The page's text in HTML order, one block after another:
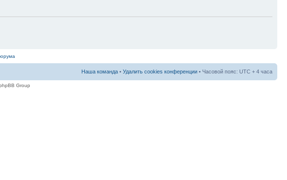
Наша команда • Удалить cookies конференции • Часовой пояс: UTC + 4 часа
Group